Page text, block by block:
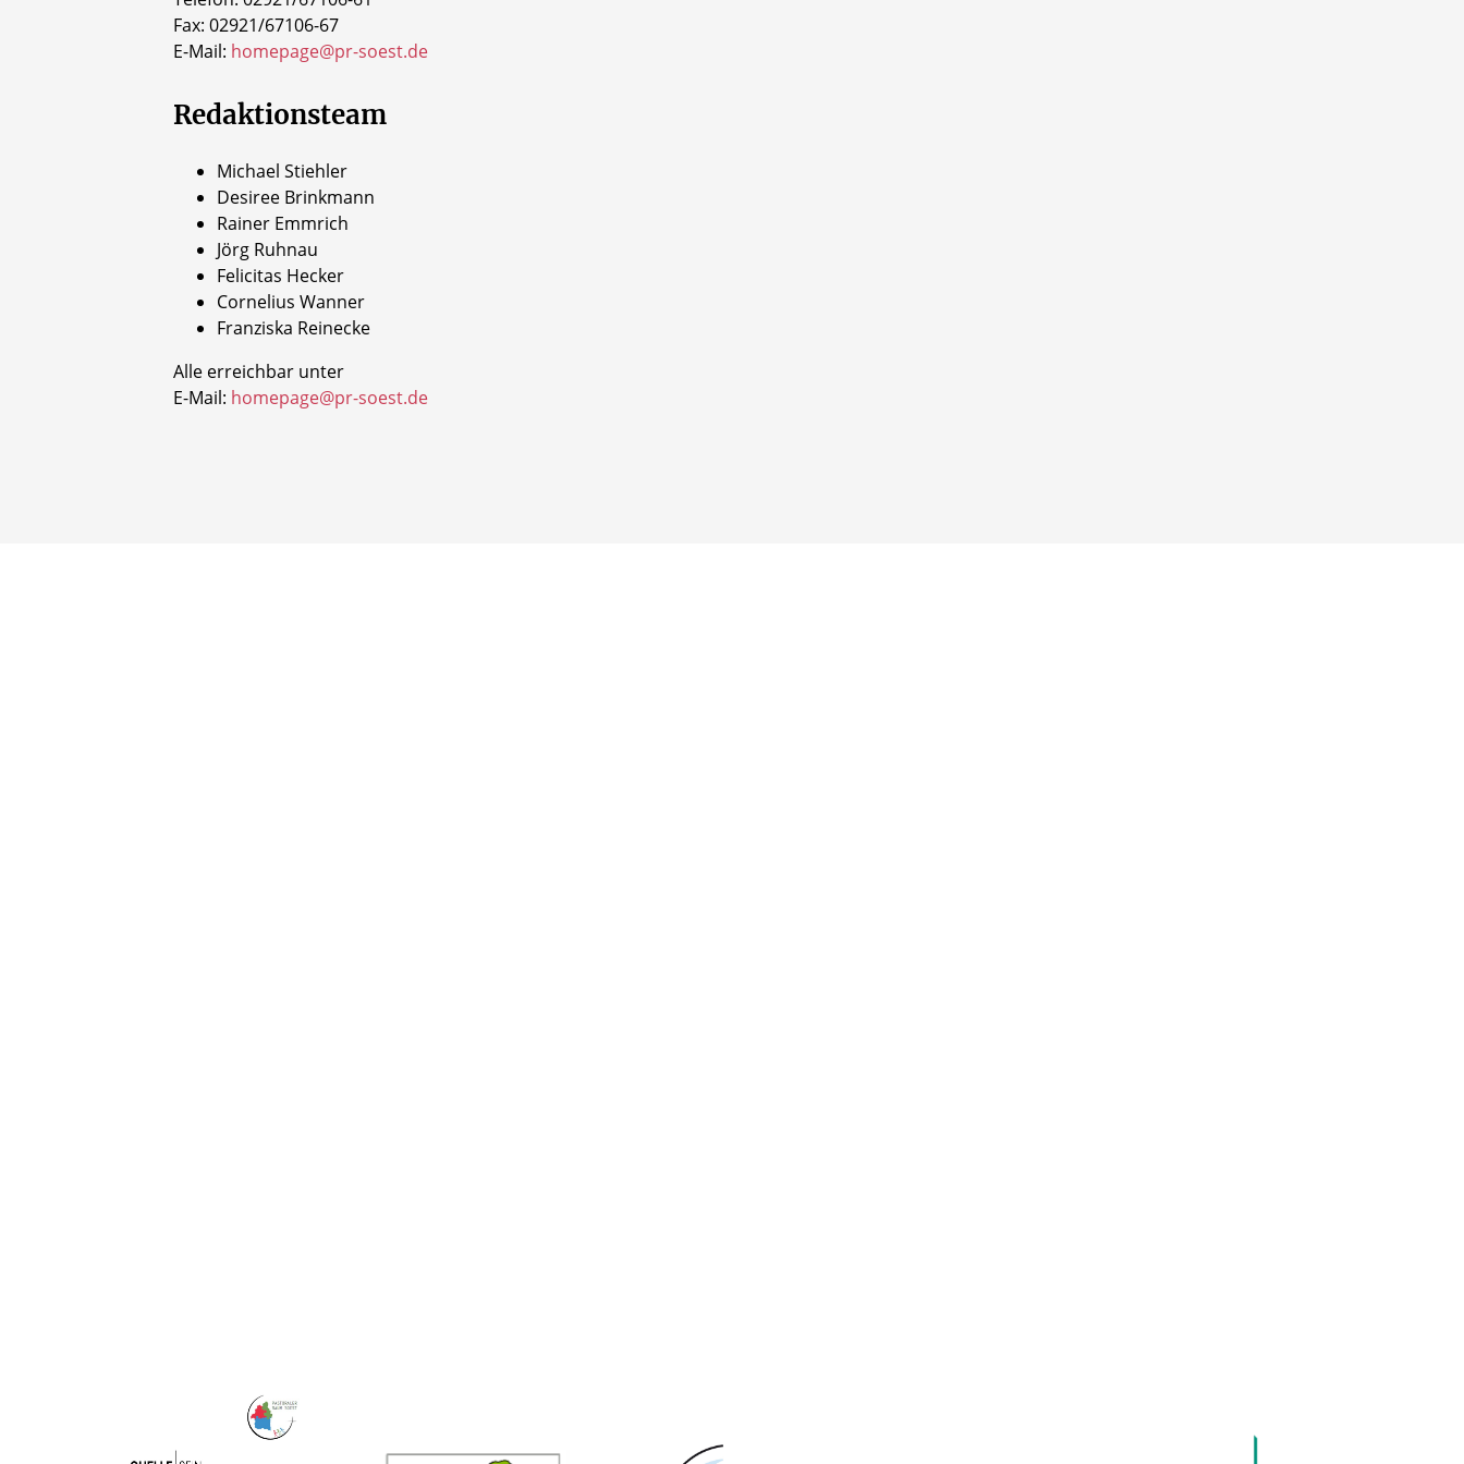
Fax: 02921/67106-67
E-Mail: homepage@pr-soest.de
Redaktionsteam
Michael Stiehler
Desiree Brinkmann
Rainer Emmrich
Jörg Ruhnau
Felicitas Hecker
Cornelius Wanner
Franziska Reinecke
Alle erreichbar unter
E-Mail: homepage@pr-soest.de